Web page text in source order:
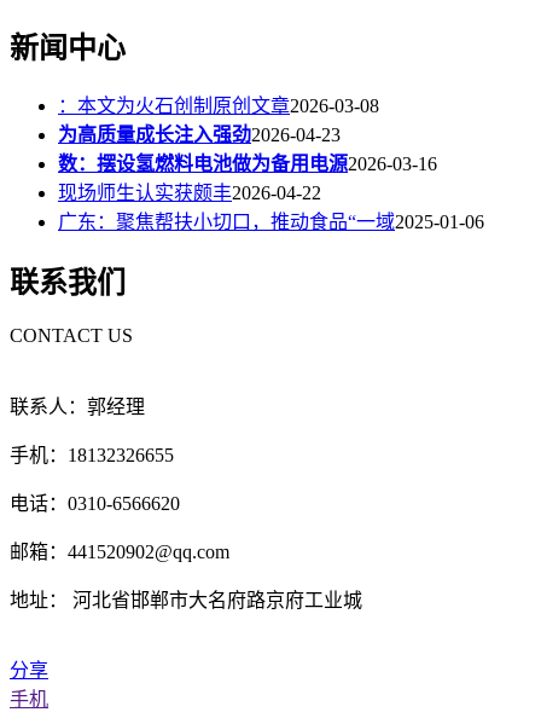
新闻中心
：本文为火石创制原创文章2026-03-08
为高质量成长注入强劲2026-04-23
数：摆设氢燃料电池做为备用电源2026-03-16
现场师生认实获颇丰2026-04-22
广东：聚焦帮扶小切口，推动食品“一域2025-01-06
联系我们
CONTACT US
联系人：郭经理
手机：18132326655
电话：0310-6566620
邮箱：441520902@qq.com
地址： 河北省邯郸市大名府路京府工业城
分享
手机